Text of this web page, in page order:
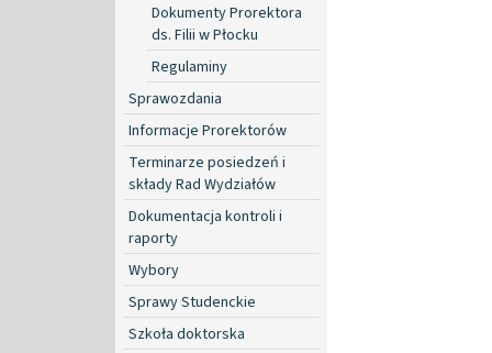
Dokumenty Prorektora
ds. Filii w Płocku
Regulaminy
Sprawozdania
Informacje Prorektorów
Terminarze posiedzeń i
składy Rad Wydziałów
Dokumentacja kontroli i
raporty
Wybory
Sprawy Studenckie
Szkoła doktorska